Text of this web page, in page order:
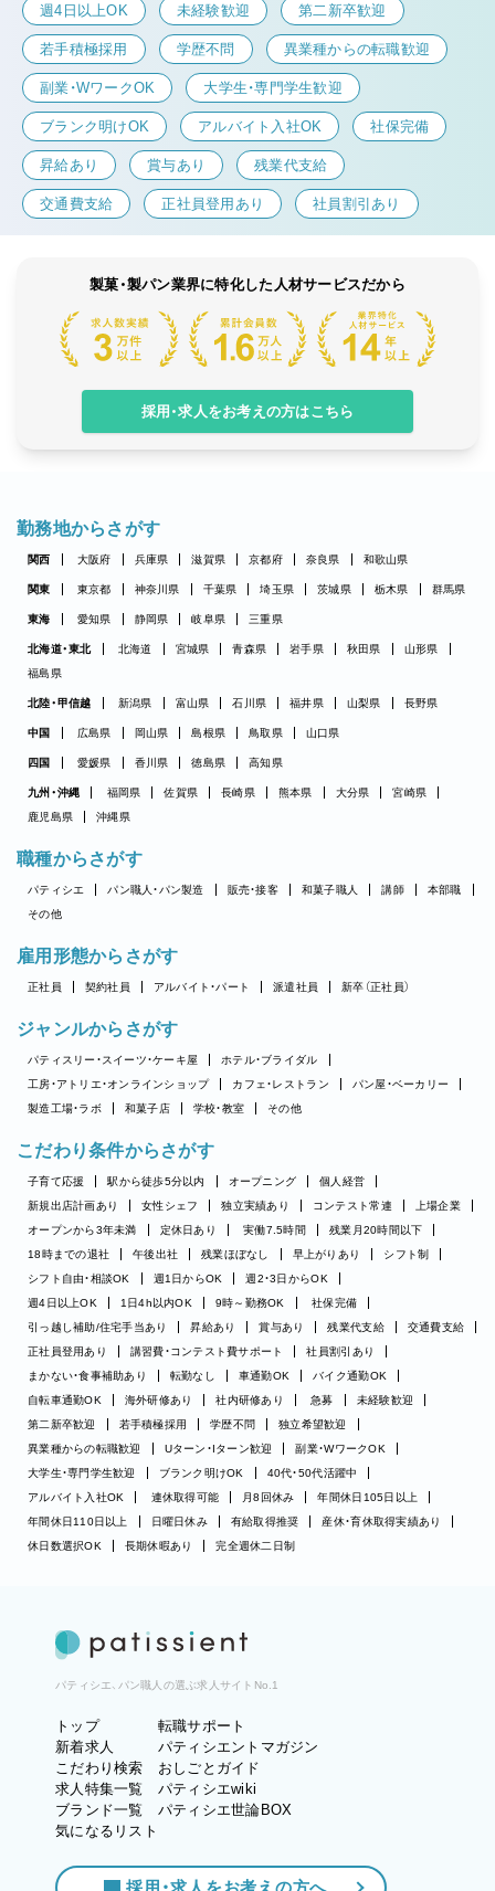
週4日以上OK 未経験歓迎 第二新卒歓迎
若手積極採用 学歴不問 異業種からの転職歓迎
副業・WワークOK 大学生・専門学生歓迎
ブランク明けOK アルバイト入社OK 社保完備
昇給あり 賞与あり 残業代支給
交通費支給 正社員登用あり 社員割引あり
製菓・製パン業界に特化した人材サービスだから
採用・求人をお考えの方はこちら
勤務地からさがす
関西 大阪府 兵庫県 滋賀県 京都府 奈良県 和歌山県
関東 東京都 神奈川県 千葉県 埼玉県 茨城県 栃木県 群馬県
東海 愛知県 静岡県 岐阜県 三重県
北海道・東北 北海道 宮城県 青森県 岩手県 秋田県
山形県
福島県
北陸・甲信越 新潟県 富山県 石川県 福井県 山梨県 長野県
中国 広島県 岡山県 島根県 鳥取県 山口県
四国 愛媛県 香川県 徳島県 高知県
九州・沖縄 福岡県 佐賀県 長崎県 熊本県 大分県
宮崎県
鹿児島県
沖縄県
職種からさがす
パティシエ パン職人・パン製造 販売・接客 和菓子職人 講師
本部職
その他
雇用形態からさがす
正社員 契約社員 アルバイト・パート 派遣社員 新卒（正社員）
ジャンルからさがす
パティスリー・スイーツ・ケーキ屋
ホテル・ブライダル
工房・アトリエ・オンラインショップ
カフェ・レストラン
パン屋・ベーカリー
製造工場・ラボ
和菓子店 学校・教室 その他
こだわり条件からさがす
子育て応援 駅から徒歩5分以内 オープニング
個人経営
新規出店計画あり
女性シェフ 独立実績あり コンテスト常連
上場企業
オープンから3年未満
定休日あり 実働7.5時間
残業月20時間以下
18時までの退社
午後出社 残業ほぼなし 早上がりあり
シフト制
シフト自由・相談OK
週1日からOK
週2・3日からOK
週4日以上OK
1日4h以内OK 9時～勤務OK
社保完備
引っ越し補助/住宅手当あり
昇給あり 賞与あり 残業代支給
交通費支給
正社員登用あり
講習費・コンテスト費サポート
社員割引あり
まかない・食事補助あり
転勤なし 車通勤OK
バイク通勤OK
自転車通勤OK
海外研修あり 社内研修あり 急募
未経験歓迎
第二新卒歓迎
若手積極採用 学歴不問
独立希望歓迎
異業種からの転職歓迎
Uターン・Iターン歓迎
副業・WワークOK
大学生・専門学生歓迎
ブランク明けOK
40代・50代活躍中
アルバイト入社OK
連休取得可能 月8回休み
年間休日105日以上
年間休日110日以上
日曜日休み 有給取得推奨
産休・育休取得実績あり
休日数選択OK
長期休暇あり 完全週休二日制
パティシエ、パン職人の選ぶ求人サイトNo.1
トップ
新着求人
こだわり検索
求人特集一覧
ブランド一覧
気になるリスト
転職サポート
パティシエントマガジン
おしごとガイド
パティシエwiki
パティシエ世論BOX